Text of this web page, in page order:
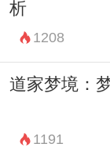
总之，解梦
体情境以及
个人的梦境
过分析梦境
地理解和应
析
1208
道家梦境：
1191